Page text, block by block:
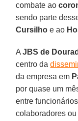
combate ao
sendo parte
Cursilho e ao
AJBS de
centro da
da empresa em
por quase um
entre
colaboradores